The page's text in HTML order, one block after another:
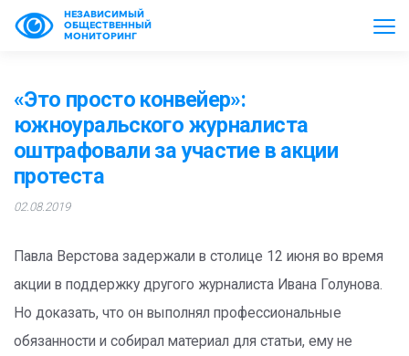
НЕЗАВИСИМЫЙ
ОБЩЕСТВЕННЫЙ
МОНИТОРИНГ
«Это просто конвейер»:
южноуральского журналиста
оштрафовали за участие в акции
протеста
02.08.2019
Павла Верстова задержали в столице 12 июня во время
акции в поддержку другого журналиста Ивана Голунова.
Но доказать, что он выполнял профессиональные
обязанности и собирал материал для статьи, ему не